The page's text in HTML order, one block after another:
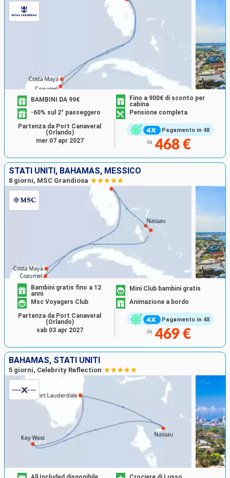
Pagamento in 4X
BAMBINI DA 99€
Fino a 900€ di sconto per
cabina
-60% sul 2° passeggero
Pensione completa
da 468 €
Partenza da Port Canaveral
(Orlando)
mer 07 apr 2027
STATI UNITI, BAHAMAS, MESSICO
8 giorni, MSC Grandiosa
Pagamento in 4X
Bambini gratis fino a 12
anni
Mini Club bambini gratis
Msc Voyagers Club
Animazione a bordo
da 469 €
Partenza da Port Canaveral
(Orlando)
sab 03 apr 2027
BAHAMAS, STATI UNITI
5 giorni, Celebrity Reflection